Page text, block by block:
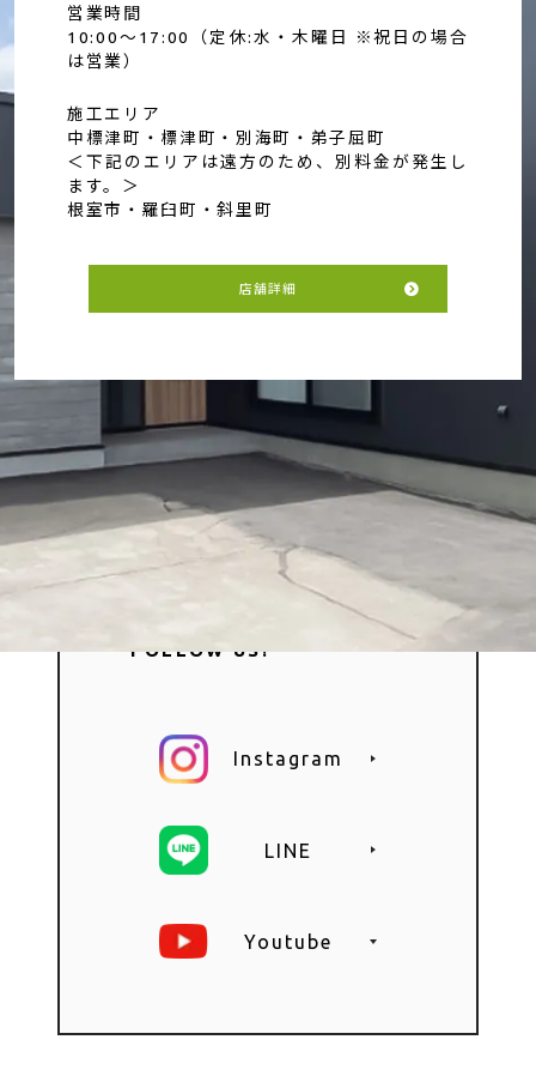
営業時間
10:00～17:00（定休:水・木曜日 ※祝日の場合
は営業）
施工エリア
中標津町・標津町・別海町・弟子屈町
＜下記のエリアは遠方のため、別料金が発生し
ます。＞
根室市・羅臼町・斜里町
店舗詳細
FOLLOW US!
Instagram
LINE
Youtube